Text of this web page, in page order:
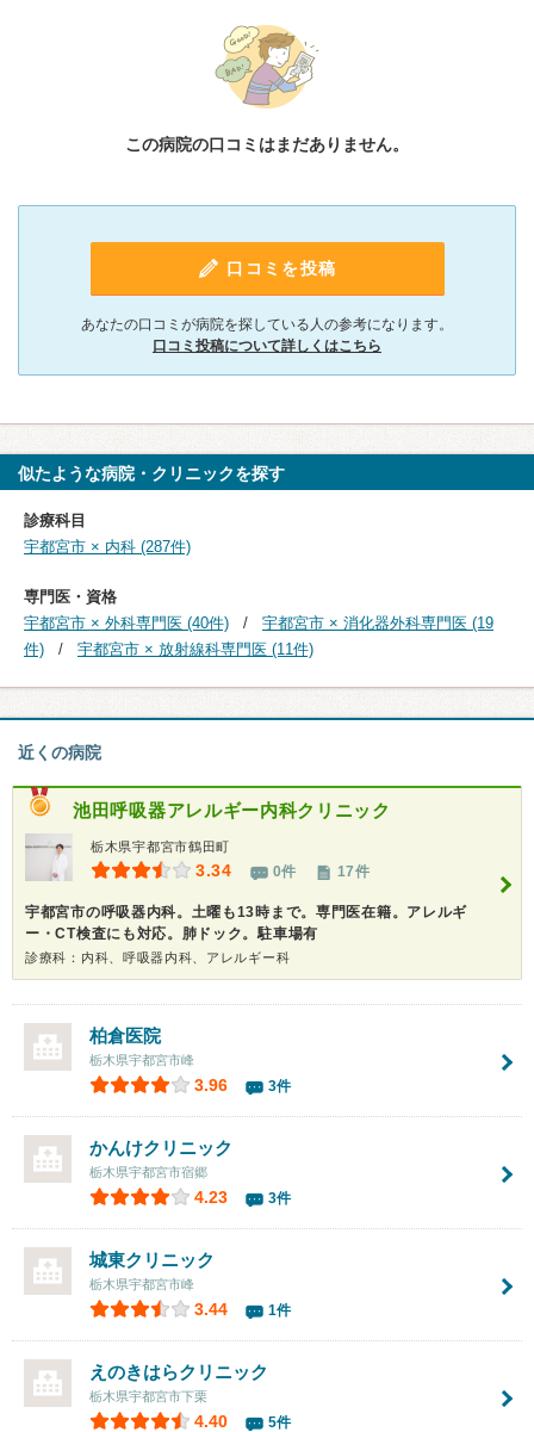
この病院の口コミはまだありません。
口コミを投稿
あなたの口コミが病院を探している人の参考になります。
口コミ投稿について詳しくはこちら
似たような病院・クリニックを探す
診療科目
宇都宮市 × 内科 (287件)
専門医・資格
宇都宮市 × 外科専門医 (40件)
宇都宮市 × 消化器外科専門医 (19
件)
宇都宮市 × 放射線科専門医 (11件)
近くの病院
池田呼吸器アレルギー内科クリニック
栃木県宇都宮市鶴田町
3.34 0件 17件
宇都宮市の呼吸器内科。土曜も13時まで。専門医在籍。アレルギ
ー・CT検査にも対応。肺ドック。駐車場有
診療科：内科、呼吸器内科、アレルギー科
柏倉医院
栃木県宇都宮市峰
3.96 3件
かんけクリニック
栃木県宇都宮市宿郷
4.23 3件
城東クリニック
栃木県宇都宮市峰
3.44 1件
えのきはらクリニック
栃木県宇都宮市下栗
4.40 5件